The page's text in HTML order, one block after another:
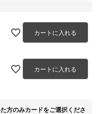
カートに入れる
カートに入れる
方のみカードをご選択くださ